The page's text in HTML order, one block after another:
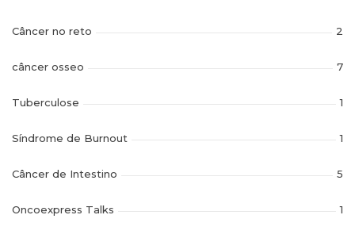
Câncer no reto 2
câncer osseo 7
Tuberculose 1
Síndrome de Burnout 1
Câncer de Intestino 5
Oncoexpress Talks 1